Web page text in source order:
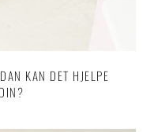
KAN DET HJELPE